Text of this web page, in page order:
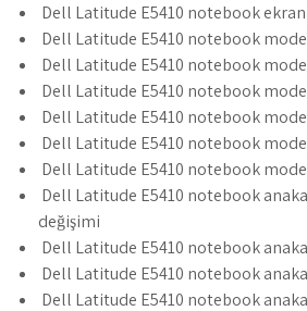
Dell Latitude E5410 notebook
Dell Latitude E5410 notebook
Dell Latitude E5410 notebook
Dell Latitude E5410 notebook
Dell Latitude E5410 notebook
Dell Latitude E5410 notebook
Dell Latitude E5410 notebook
Dell Latitude E5410 notebook
değişimi
Dell Latitude E5410 notebook
Dell Latitude E5410 notebook
Dell Latitude E5410 notebook